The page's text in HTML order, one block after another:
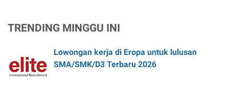
TRENDING MINGGU INI
Lowongan kerja di Eropa untuk lulusan
SMA/SMK/D3 Terbaru 2026